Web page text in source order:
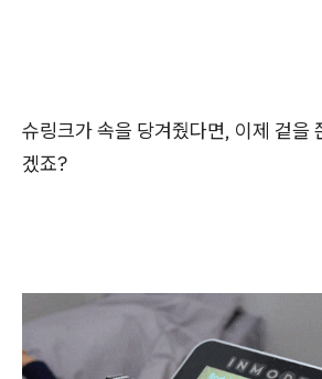
슈링크가 속을 당겨줬다면, 이제 겉을
겠죠?